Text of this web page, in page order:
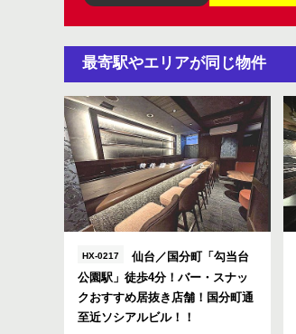
最寄駅やエリアが同じ物件
HX-0217
仙台／国分町「勾当台
公園駅」徒歩4分！バー・スナッ
クおすすめ居抜き店舗！国分町通
至近ソシアルビル！！